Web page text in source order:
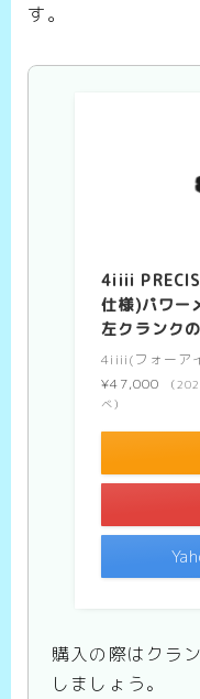
す。
4iiii
仕様)パワー
左クランク
4iiii(フォーア
¥47,000
（
べ）
購入の際はクラ
しましょう。